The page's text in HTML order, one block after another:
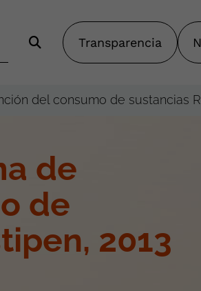
Transparencia
del consumo de sustancias
de
de
2013